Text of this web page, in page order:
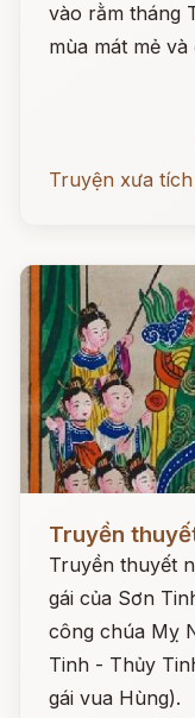
vào rằm tháng
mùa mát mẻ
Truyện xưa
Đọc ngay
Truyền
Truyền thuyết
gái của Sơn
công chúa Mỵ
Tinh - Thủy
gái vua Hùng).